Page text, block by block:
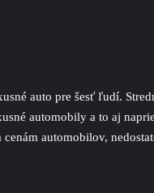
auto pre šesť ľudí.
automobily a to aj
automobilov,